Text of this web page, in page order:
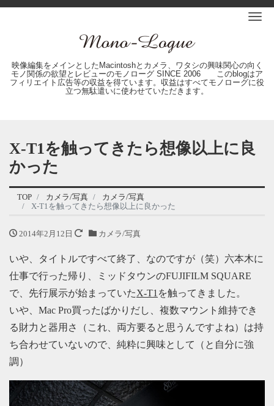
映像編集をメインとしたMacintoshとカメラ、ワタシの興味関心の向く
モノ関係の欲望とレビューのモノローグ SINCE 2006 このblogはア
フィリエイト広告等の収益を得ています。収益はすべてモノローグに役
立つ無駄遣いに使わせていただきます。
X-T1を触ってきたら想像以上に良
かった
TOP カメラ/写真
カメラ/写真
X-T1を触ってきたら想像以上に良かった
2014年2月12日 カメラ/写真
いや、タイトルですべて終了、なのですが（笑）六本木に
仕事で行った帰り、ミッドタウンのFUJIFILM SQUARE
で、先行展示が始まっていたX-T1 を触ってきました。
いや、Mac Pro買ったばかりだし、複数マウント維持でき
る財力と器用さ（これ、両方要ると思うんですよね）は持
ち合わせていないので、純粋に興味として（と自分に強
調）